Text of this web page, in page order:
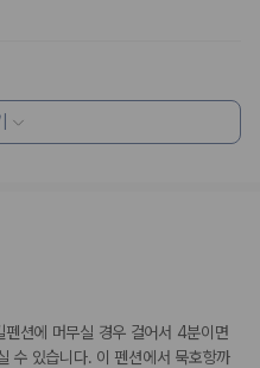
션에 머무실 경우 걸어서 4분이면
수 있습니다. 이 펜션에서 묵호항까